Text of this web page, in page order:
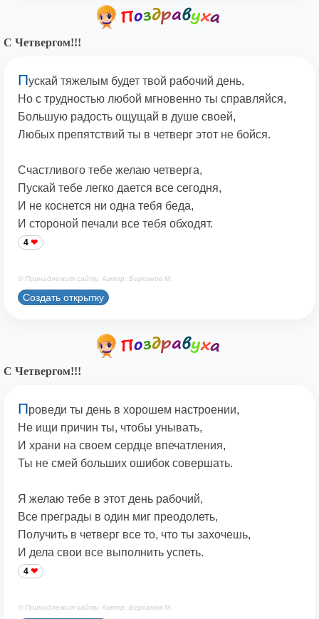
С Четвергом!!!
Пускай тяжелым будет твой рабочий день,
Но с трудностью любой мгновенно ты справляйся,
Большую радость ощущай в душе своей,
Любых препятствий ты в четверг этот не бойся.
Счастливого тебе желаю четверга,
Пускай тебе легко дается все сегодня,
И не коснется ни одна тебя беда,
И стороной печали все тебя обходят.
4
© Принадлежит сайту. Автор: Берсанов М.
Создать открытку
С Четвергом!!!
Проведи ты день в хорошем настроении,
Не ищи причин ты, чтобы унывать,
И храни на своем сердце впечатления,
Ты не смей больших ошибок совершать.
Я желаю тебе в этот день рабочий,
Все преграды в один миг преодолеть,
Получить в четверг все то, что ты захочешь,
И дела свои все выполнить успеть.
4
© Принадлежит сайту. Автор: Берсанов М.